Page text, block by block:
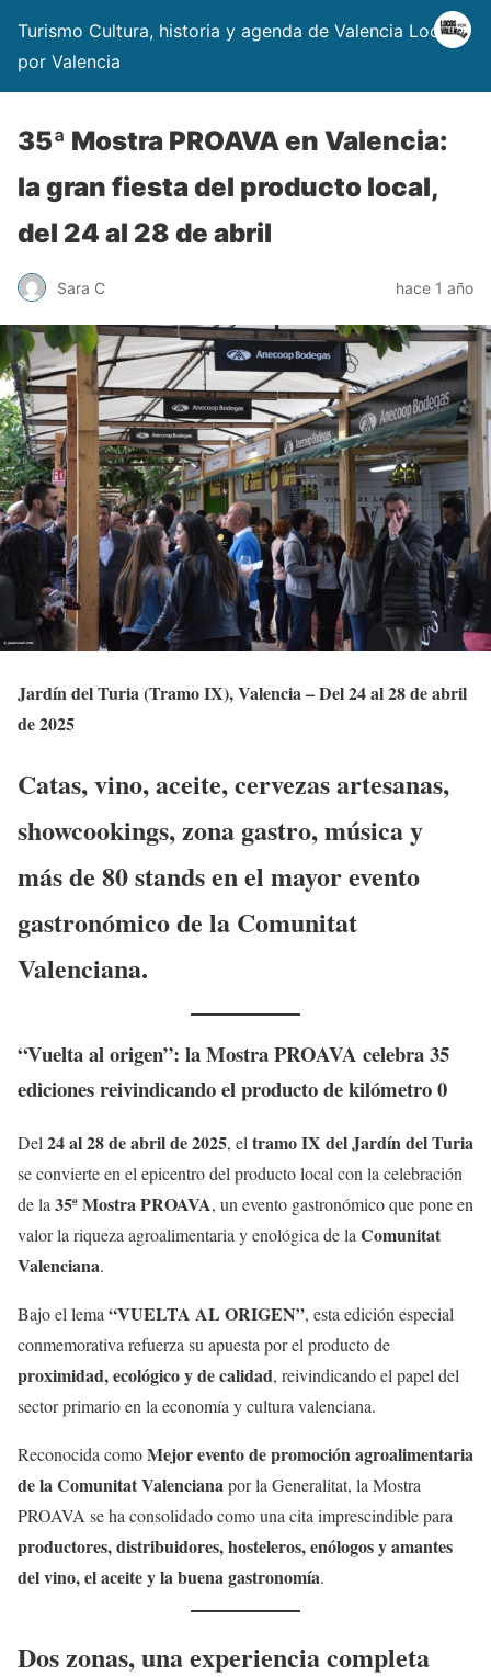
Turismo Cultura, historia y agenda de Valencia Locos
por Valencia
35ª Mostra PROAVA en Valencia:
la gran fiesta del producto local,
del 24 al 28 de abril
Sara C hace 1 año
Jardín del Turia (Tramo IX), Valencia – Del 24 al 28 de abril
de 2025
Catas, vino, aceite, cervezas artesanas,
showcookings, zona gastro, música y
más de 80 stands en el mayor evento
gastronómico de la Comunitat
Valenciana.
“Vuelta al origen”: la Mostra PROAVA celebra 35
ediciones reivindicando el producto de kilómetro 0
Del 24 al 28 de abril de 2025, el tramo IX del Jardín del Turia
se convierte en el epicentro del producto local con la celebración
de la 35ª Mostra PROAVA, un evento gastronómico que pone en
valor la riqueza agroalimentaria y enológica de la Comunitat
Valenciana.
Bajo el lema “VUELTA AL ORIGEN”, esta edición especial
conmemorativa refuerza su apuesta por el producto de
proximidad, ecológico y de calidad, reivindicando el papel del
sector primario en la economía y cultura valenciana.
Reconocida comoMejor evento de promoción agroalimentaria
de la Comunitat Valencianapor la Generalitat, la Mostra
PROAVA se ha consolidado como una cita imprescindible para
productores, distribuidores, hosteleros, enólogos y amantes
del vino, el aceite y la buena gastronomía.
Dos zonas, una experiencia completa